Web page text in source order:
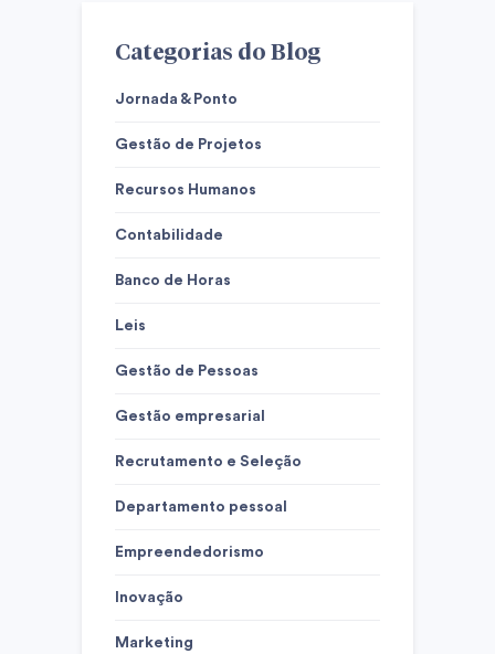
Categorias do Blog
Jornada & Ponto
Gestão de Projetos
Recursos Humanos
Contabilidade
Banco de Horas
Leis
Gestão de Pessoas
Gestão empresarial
Recrutamento e Seleção
Departamento pessoal
Empreendedorismo
Inovação
Marketing